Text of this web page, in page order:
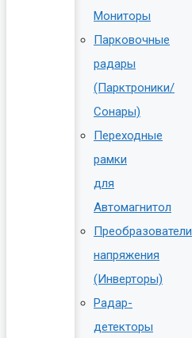
Мониторы
Парковочные
радары
(Парктроники/
Сонары)
Переходные
рамки
для
Автомагнитол
Преобразователи
напряжения
(Инверторы)
Радар-
детекторы